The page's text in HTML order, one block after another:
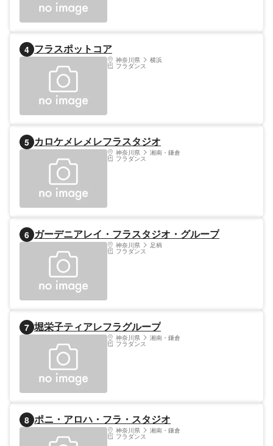
4 フラスポットコア
神奈川県 横浜
フラダンス
5 カロケメレメレフラスタジオ
神奈川県 湘南・鎌倉
フラダンス
6 ガーデニアレイ・フラスタジオ・グループ
神奈川県 足柄
フラダンス
7 堀栄子ティアレフラグループ
神奈川県 湘南・鎌倉
フラダンス
8 ポニ・アロハ・フラ・スタジオ
神奈川県 湘南・鎌倉
フラダンス